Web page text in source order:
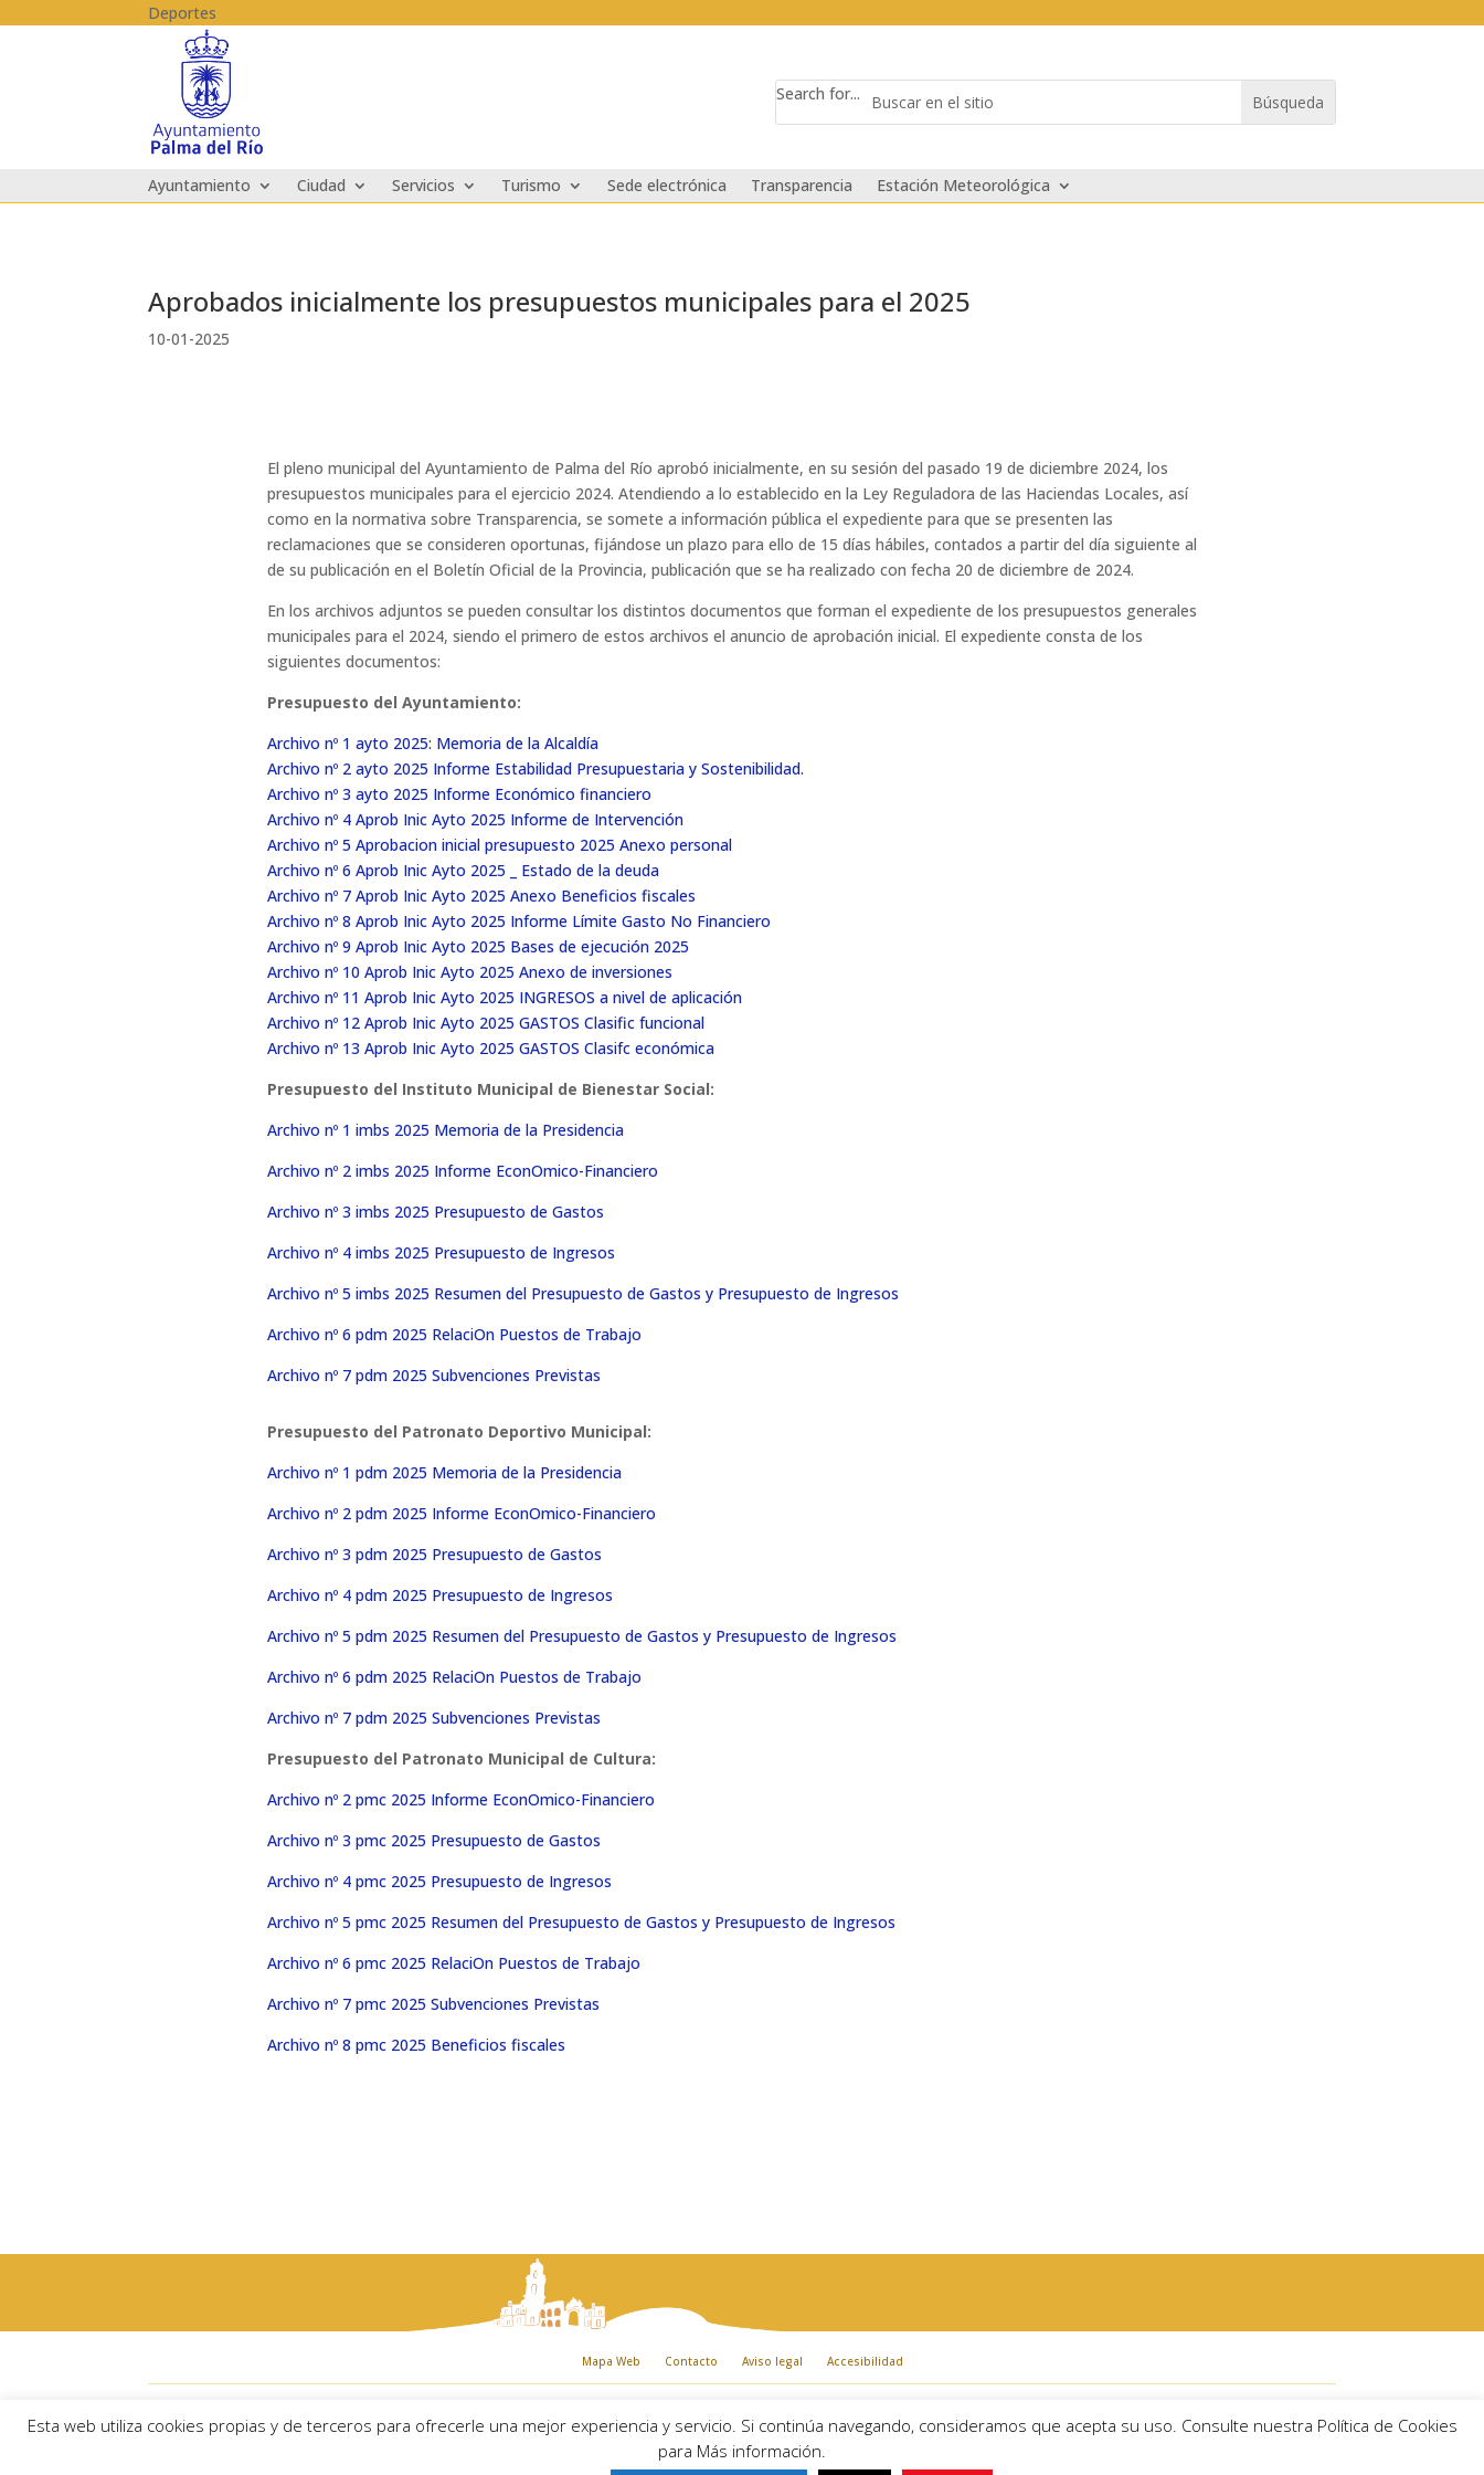
Deportes
Search for...
Ayuntamiento Ciudad Servicios Turismo Sede electrónica Transparencia Estación Meteorológica
Aprobados inicialmente los presupuestos municipales para el 2025
10-01-2025
El pleno municipal del Ayuntamiento de Palma del Río aprobó inicialmente, en su sesión del pasado 19 de diciembre 2024, los
presupuestos municipales para el ejercicio 2024. Atendiendo a lo establecido en la Ley Reguladora de las Haciendas Locales, así
como en la normativa sobre Transparencia, se somete a información pública el expediente para que se presenten las
reclamaciones que se consideren oportunas, fijándose un plazo para ello de 15 días hábiles, contados a partir del día siguiente al
de su publicación en el Boletín Oficial de la Provincia, publicación que se ha realizado con fecha 20 de diciembre de 2024.
En los archivos adjuntos se pueden consultar los distintos documentos que forman el expediente de los presupuestos generales
municipales para el 2024, siendo el primero de estos archivos el anuncio de aprobación inicial. El expediente consta de los
siguientes documentos:
Presupuesto del Ayuntamiento:
Archivo nº 1 ayto 2025: Memoria de la Alcaldía
Archivo nº 2 ayto 2025 Informe Estabilidad Presupuestaria y Sostenibilidad.
Archivo nº 3 ayto 2025 Informe Económico financiero
Archivo nº 4 Aprob Inic Ayto 2025 Informe de Intervención
Archivo nº 5 Aprobacion inicial presupuesto 2025 Anexo personal
Archivo nº 6 Aprob Inic Ayto 2025 _ Estado de la deuda
Archivo nº 7 Aprob Inic Ayto 2025 Anexo Beneficios fiscales
Archivo nº 8 Aprob Inic Ayto 2025 Informe Límite Gasto No Financiero
Archivo nº 9 Aprob Inic Ayto 2025 Bases de ejecución 2025
Archivo nº 10 Aprob Inic Ayto 2025 Anexo de inversiones
Archivo nº 11 Aprob Inic Ayto 2025 INGRESOS a nivel de aplicación
Archivo nº 12 Aprob Inic Ayto 2025 GASTOS Clasific funcional
Archivo nº 13 Aprob Inic Ayto 2025 GASTOS Clasifc económica
Presupuesto del Instituto Municipal de Bienestar Social:
Archivo nº 1 imbs 2025 Memoria de la Presidencia
Archivo nº 2 imbs 2025 Informe EconOmico-Financiero
Archivo nº 3 imbs 2025 Presupuesto de Gastos
Archivo nº 4 imbs 2025 Presupuesto de Ingresos
Archivo nº 5 imbs 2025 Resumen del Presupuesto de Gastos y Presupuesto de Ingresos
Archivo nº 6 pdm 2025 RelaciOn Puestos de Trabajo
Archivo nº 7 pdm 2025 Subvenciones Previstas
Presupuesto del Patronato Deportivo Municipal:
Archivo nº 1 pdm 2025 Memoria de la Presidencia
Archivo nº 2 pdm 2025 Informe EconOmico-Financiero
Archivo nº 3 pdm 2025 Presupuesto de Gastos
Archivo nº 4 pdm 2025 Presupuesto de Ingresos
Archivo nº 5 pdm 2025 Resumen del Presupuesto de Gastos y Presupuesto de Ingresos
Archivo nº 6 pdm 2025 RelaciOn Puestos de Trabajo
Archivo nº 7 pdm 2025 Subvenciones Previstas
Presupuesto del Patronato Municipal de Cultura:
Archivo nº 2 pmc 2025 Informe EconOmico-Financiero
Archivo nº 3 pmc 2025 Presupuesto de Gastos
Archivo nº 4 pmc 2025 Presupuesto de Ingresos
Archivo nº 5 pmc 2025 Resumen del Presupuesto de Gastos y Presupuesto de Ingresos
Archivo nº 6 pmc 2025 RelaciOn Puestos de Trabajo
Archivo nº 7 pmc 2025 Subvenciones Previstas
Archivo nº 8 pmc 2025 Beneficios fiscales
Mapa Web Contacto Aviso legal Accesibilidad
Email:
Teléfono: 957 71 02 44 | Fax: 957 64 47 39
Esta web utiliza cookies propias y de terceros para ofrecerle una mejor experiencia y servicio. Si continúa navegando, consideramos que acepta su uso. Consulte nuestra Política de Cookies
para Más información.